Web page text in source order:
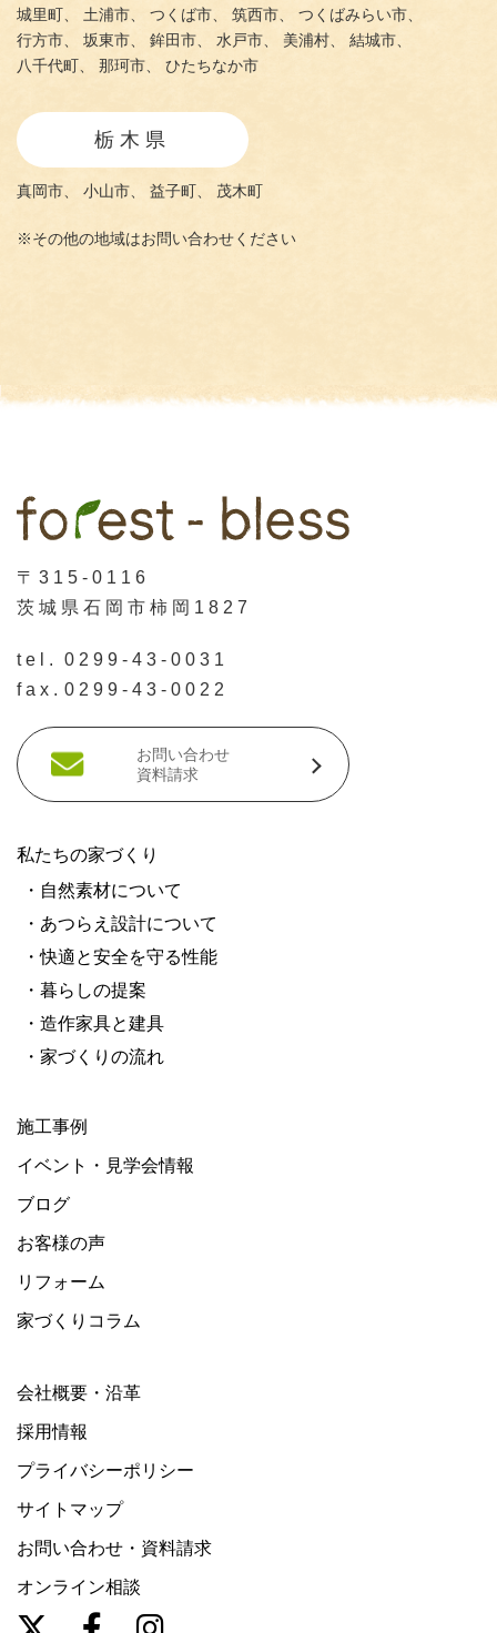
城里町、
土浦市、 つくば市、 筑西市、
つくばみらい市、
行方市、
坂東市、 鉾田市、 水戸市、 美浦村、
結城市、
八千代町、
那珂市、 ひたちなか市
栃木県
真岡市、 小山市、 益子町、 茂木町
※その他の地域はお問い合わせください
〒315-0116
茨城県石岡市柿岡1827
tel.
0299-43-0031
fax. 0299-43-0022
お問い合わせ
資料請求
私たちの家づくり
・自然素材について
・あつらえ設計について
・快適と安全を守る性能
・暮らしの提案
・造作家具と建具
・家づくりの流れ
施工事例
イベント・見学会情報
ブログ
お客様の声
リフォーム
家づくりコラム
会社概要・沿革
採用情報
プライバシーポリシー
サイトマップ
お問い合わせ・資料請求
オンライン相談